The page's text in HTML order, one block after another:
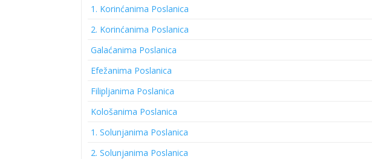
1. Korinćanima Poslanica
2. Korinćanima Poslanica
Galaćanima Poslanica
Efežanima Poslanica
Filipljanima Poslanica
Kološanima Poslanica
1. Solunjanima Poslanica
2. Solunjanima Poslanica